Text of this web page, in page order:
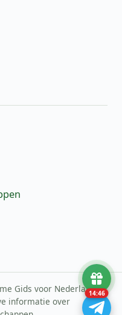
Gids voor Nederlandse
informatie over
14:46